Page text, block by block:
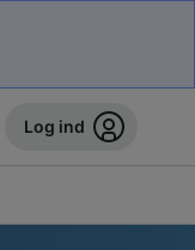
Log ind